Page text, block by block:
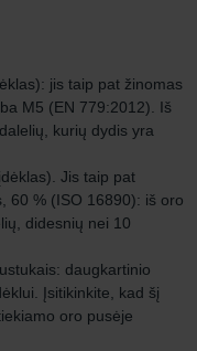
jis taip pat žinomas
M5 (EN 779:2012). Iš
kurių dydis yra
Jis taip pat
60 % (ISO 16890): iš oro
didesnių nei 10
daugkartinio
Įsitikinkite, kad šį
oro pusėje